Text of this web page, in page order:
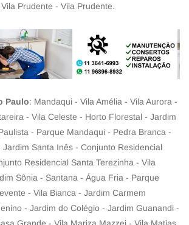
Prudente - Vila Prudente.
Paulo: Mandaqui - Vila Amélia - Vila Aurora -
- Vila Celeste - Horto Florestal - Jardim
- Parque Mandaqui - Pedra Branca -
Santa Inês - Conjunto Residencial
Residencial Santa Terezinha - Vila
Sônia - Santana - Água Fria - Parque
- Vila Bianca - Jardim Carmem
- Jardim do Colégio - Jardim Guanandi -